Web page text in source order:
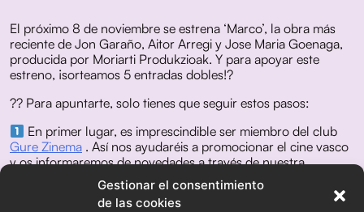
Gestionar el consentimiento
de las cookies
El próximo 8 de noviembre se estrena ‘Marco’, la obra más
reciente de Jon Garaño, Aitor Arregi y Jose Maria Goenaga,
producida por Moriarti Produkzioak. Y para apoyar este
estreno, ¡sorteamos 5 entradas dobles!?
?? Para apuntarte, solo tienes que seguir estos pasos:
En primer lugar, es imprescindible ser miembro del club
Gure Zinema . Así nos ayudaréis a promocionar el cine vasco
y os informaremos de novedades a través de nuestra
Además, deberéis seguir nuestra cuenta de
y